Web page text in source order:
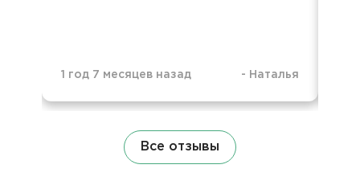
1 год 7 месяцев назад - Наталья
Все отзывы